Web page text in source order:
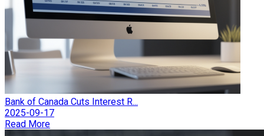
Bank of Canada Cuts Interest R...
2025-09-17
Read More